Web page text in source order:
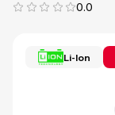
0.0
Li-Ion